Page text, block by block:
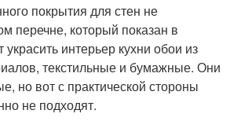
покрытия для стен не
перечне, который показан в
интерьер кухни обои из
текстильные и бумажные. Они
но вот с практической стороны
не подходят.